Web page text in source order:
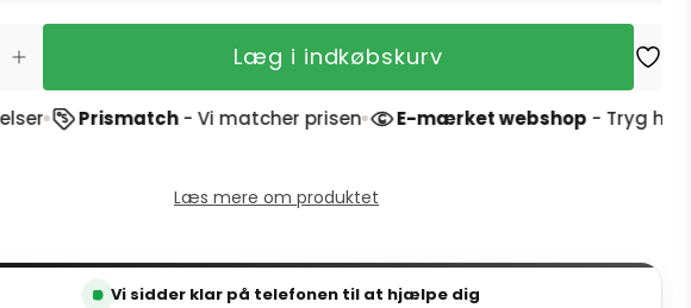
Læg i indkøbskurv
- Vi matcher prisen E-mærket webshop- Tryg handel og 4,9
Læs mere om produktet
Vi sidder klar på telefonen til at hjælpe dig